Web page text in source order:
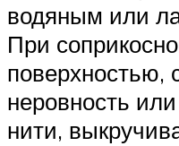
водяным или
При
поверхностью,
неровность
нити,